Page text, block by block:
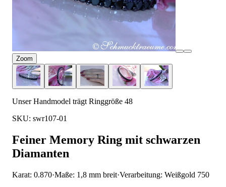
Zoom
Unser Handmodel trägt Ringgröße 48
SKU: swr107-01
Feiner Memory Ring mit schwarzen
Diamanten
Karat: 0.870·Maße: 1,8 mm breit·Verarbeitung: Weißgold 750